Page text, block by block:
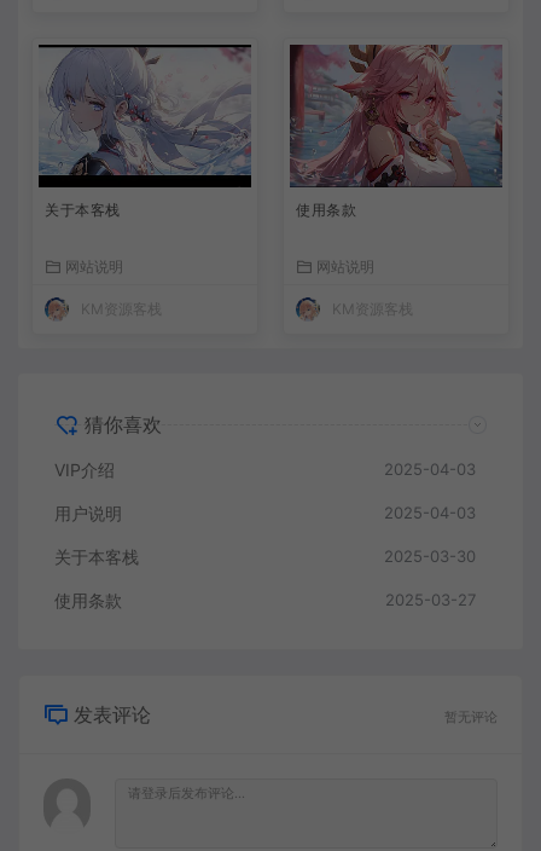
关于本客栈
网站说明
KM资源客栈
使用条款
网站说明
KM资源客栈
猜你喜欢
VIP介绍 2025-04-03
用户说明 2025-04-03
关于本客栈 2025-03-30
使用条款 2025-03-27
发表评论 暂无评论